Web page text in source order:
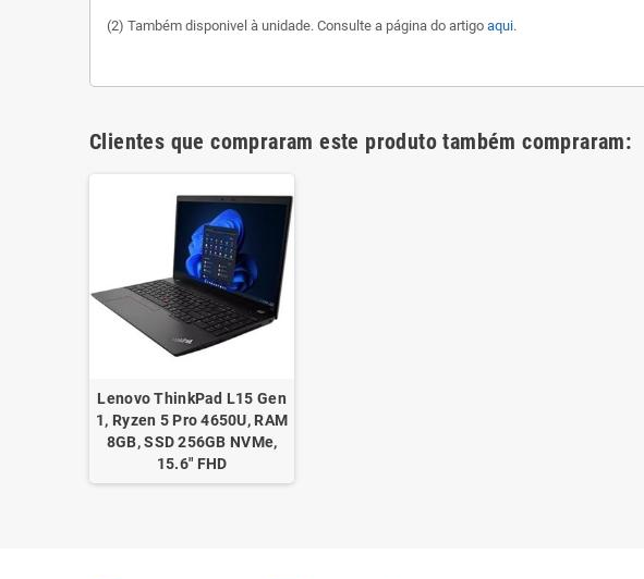
(2) Também disponivel à unidade. Consulte a página do artigo aqui.
Clientes que compraram este produto também compraram:
Lenovo ThinkPad L15 Gen
1, Ryzen 5 Pro 4650U, RAM
8GB, SSD 256GB NVMe,
15.6" FHD